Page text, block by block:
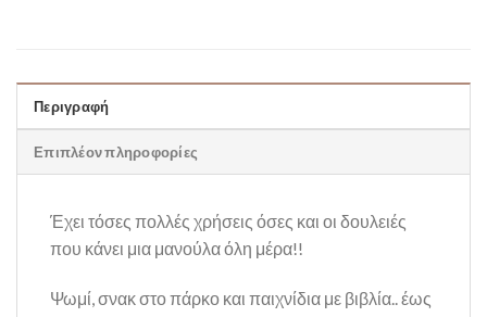
Περιγραφή
Επιπλέον πληροφορίες
Έχει τόσες πολλές χρήσεις όσες και οι δουλειές
που κάνει μια μανούλα όλη μέρα!!
Ψωμί, σνακ στο πάρκο και παιχνίδια με βιβλία.. έως